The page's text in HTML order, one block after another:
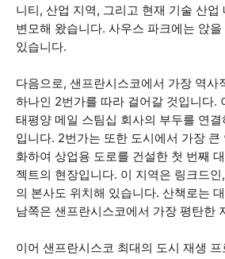
니티, 산업 지역, 그리고 현재 기술 산업
변모해 왔습니다. 사우스 파크에는 앉
있습니다.
다음으로, 샌프란시스코에서 가장 역사
하나인 2번가를 따라 걸어갈 것입니다.
태평양 메일 스팀십 회사의 부두를 연
입니다. 2번가는 또한 도시에서 가장
화하여 상업용 도로를 건설한 첫 번째
젝트의 현장입니다. 이 지역은 링크드
의 본사도 위치해 있습니다. 산책로는
남쪽은 샌프란시스코에서 가장 평탄한
이어 샌프란시스코 최대의 도시 재생